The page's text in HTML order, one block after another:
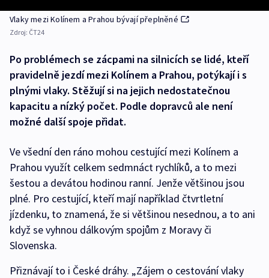
Vlaky mezi Kolínem a Prahou bývají přeplněné
Zdroj: ČT24
Po problémech se zácpami na silnicích se lidé, kteří
pravidelně jezdí mezi Kolínem a Prahou, potýkají i s
plnými vlaky. Stěžují si na jejich nedostatečnou
kapacitu a nízký počet. Podle dopravců ale není
možné další spoje přidat.
Ve všední den ráno mohou cestující mezi Kolínem a
Prahou využít celkem sedmnáct rychlíků, a to mezi
šestou a devátou hodinou ranní. Jenže většinou jsou
plné. Pro cestující, kteří mají například čtvrtletní
jízdenku, to znamená, že si většinou nesednou, a to ani
když se vyhnou dálkovým spojům z Moravy či
Slovenska.
Přiznávají to i České dráhy. „Zájem o cestování vlaky